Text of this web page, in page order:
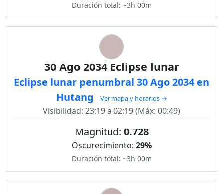
Duración total: ~3h 00m
30 Ago 2034 Eclipse lunar
Eclipse lunar penumbral 30 Ago 2034 en
Hutang
Ver mapa y horarios →
Visibilidad: 23:19 a 02:19 (Máx: 00:49)
Magnitud: 0.728
Oscurecimiento: 29%
Duración total: ~3h 00m